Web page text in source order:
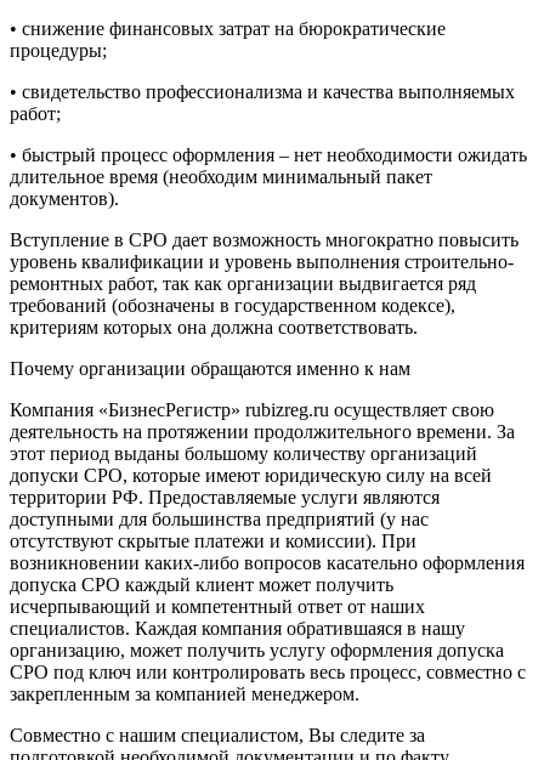
• снижение финансовых затрат на бюрократические
процедуры;
• свидетельство профессионализма и качества выполняемых
работ;
• быстрый процесс оформления – нет необходимости ожидать
длительное время (необходим минимальный пакет
документов).
Вступление в СРО дает возможность многократно повысить
уровень квалификации и уровень выполнения строительно-
ремонтных работ, так как организации выдвигается ряд
требований (обозначены в государственном кодексе),
критериям которых она должна соответствовать.
Почему организации обращаются именно к нам
Компания «БизнесРегистр» rubizreg.ru осуществляет свою
деятельность на протяжении продолжительного времени. За
этот период выданы большому количеству организаций
допуски СРО, которые имеют юридическую силу на всей
территории РФ. Предоставляемые услуги являются
доступными для большинства предприятий (у нас
отсутствуют скрытые платежи и комиссии). При
возникновении каких-либо вопросов касательно оформления
допуска СРО каждый клиент может получить
исчерпывающий и компетентный ответ от наших
специалистов. Каждая компания обратившаяся в нашу
организацию, может получить услугу оформления допуска
СРО под ключ или контролировать весь процесс, совместно с
закрепленным за компанией менеджером.
Совместно с нашим специалистом, Вы следите за